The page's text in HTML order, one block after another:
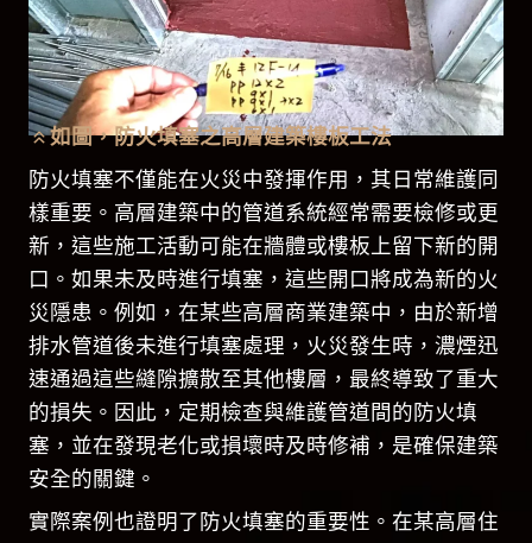
如圖，防火填塞之高層建築樓板工法
防火填塞不僅能在火災中發揮作用，其日常維護同
樣重要。高層建築中的管道系統經常需要檢修或更
新，這些施工活動可能在牆體或樓板上留下新的開
口。如果未及時進行填塞，這些開口將成為新的火
災隱患。例如，在某些高層商業建築中，由於新增
排水管道後未進行填塞處理，火災發生時，濃煙迅
速通過這些縫隙擴散至其他樓層，最終導致了重大
的損失。因此，定期檢查與維護管道間的防火填
塞，並在發現老化或損壞時及時修補，是確保建築
安全的關鍵。
實際案例也證明了防火填塞的重要性。在某高層住